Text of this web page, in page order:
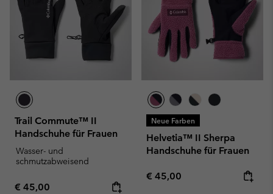
Trail Commute™ II
Handschuhe für Frauen
Wasser- und
schmutzabweisend
Regular price:
€ 45,00
Neue Farben
Helvetia™ II Sherpa
Handschuhe für Frauen
Regular price:
€ 45,00